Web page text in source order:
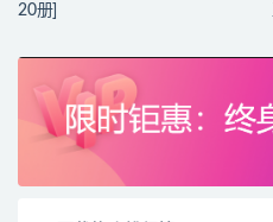
20册]